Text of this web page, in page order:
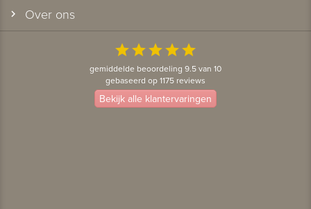
Over ons
starstarstarstarstar
gemiddelde beoordeling 9.5 van 10
gebaseerd op 1175 reviews
Bekijk alle klantervaringen